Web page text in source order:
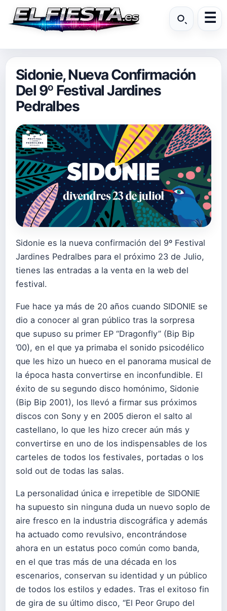
Sidonie, Nueva Confirmación
Del 9º Festival Jardines
Pedralbes
Sidonie es la nueva confirmación del 9º Festival
Jardines Pedralbes para el próximo 23 de Julio,
tienes las entradas a la venta en la web del
festival.
Fue hace ya más de 20 años cuando SIDONIE se
dio a conocer al gran público tras la sorpresa
que supuso su primer EP “Dragonfly” (Bip Bip
’00), en el que ya primaba el sonido psicodélico
que les hizo un hueco en el panorama musical de
la época hasta convertirse en inconfundible. El
éxito de su segundo disco homónimo, Sidonie
(Bip Bip 2001), los llevó a firmar sus próximos
discos con Sony y en 2005 dieron el salto al
castellano, lo que les hizo crecer aún más y
convertirse en uno de los indispensables de los
carteles de todos los festivales, portadas o los
sold out de todas las salas.
La personalidad única e irrepetible de SIDONIE
ha supuesto sin ninguna duda un nuevo soplo de
aire fresco en la industria discográfica y además
ha actuado como revulsivo, encontrándose
ahora en un estatus poco común como banda,
en el que tras más de una década en los
escenarios, conservan su identidad y un público
de todos los estilos y edades. Tras el exitoso fin
de gira de su último disco, “El Peor Grupo del